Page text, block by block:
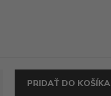
PRIDAŤ DO KOŠÍKA